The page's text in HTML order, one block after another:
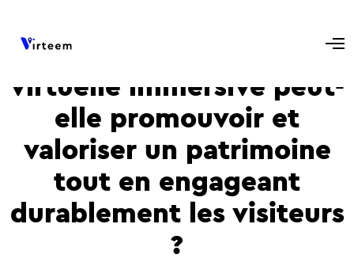
Comment une visite
virtuelle immersive peut-
elle promouvoir et
valoriser un patrimoine
tout en engageant
durablement les visiteurs
?